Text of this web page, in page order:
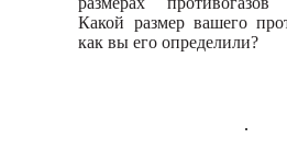
Какой размер вашего
как вы его определили?
.